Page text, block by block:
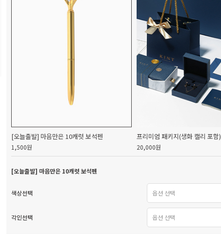
[오늘출발] 마음만은 10캐럿 보석펜
1,500원
프리미엄 패키지(생화 캘리 포함)
20,000원
[오늘출발] 마음만은 10캐럿 보석펜
색상선택
각인선택